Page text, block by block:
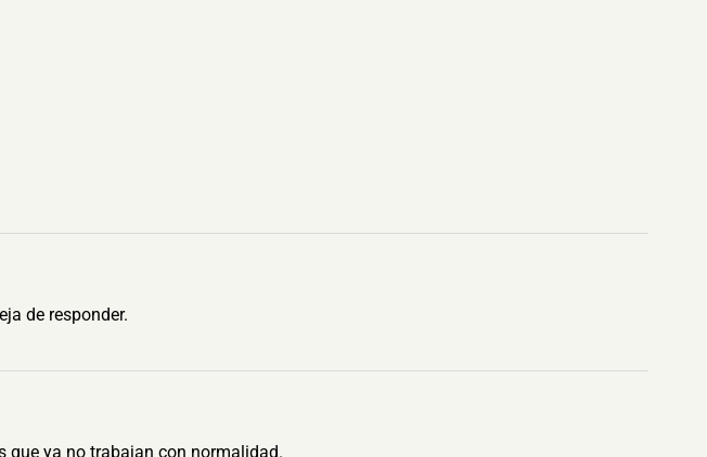
de responder.
que ya no trabajan con normalidad.